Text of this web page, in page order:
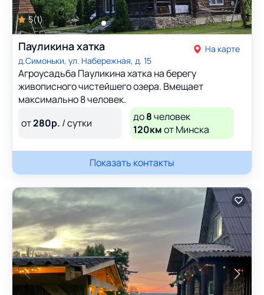
5(1)
Пауликина хатка
д.Симоньки, ул. Набережная, д. 15
На карте
Агроусадьба Пауликина хатка на берегу
живописного чистейшего озера. Вмещает
максимально 8 человек.
от280р. / сутки до8человек
120кмот Минска
Показать контакты